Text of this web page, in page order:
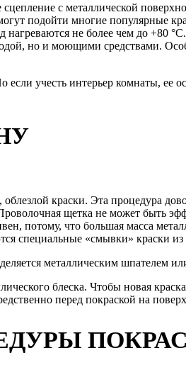
с металлической
подойти многие популярные
не более чем до +80
но и моющими средствами.
учесть интерьер комнаты, ее
краски. Эта процедура
щетка не может быть
потому, что большая масса
специальные «смывки» краски из
металлическим шпателем
блеска. Чтобы новая
перед покраской на